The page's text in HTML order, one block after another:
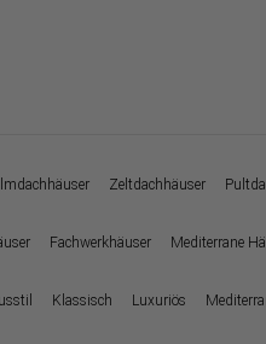
Zeltdachhäuser
Fachwerkhäuser Mediterrane
Klassisch Luxuriös